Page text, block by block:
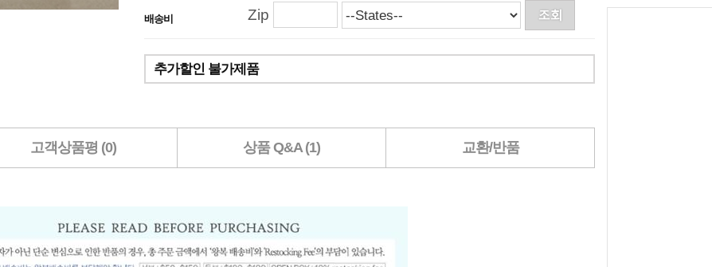
배송비 Zip
추가할인 불가제품
고객상품평 (0) 상품 Q&A (1) 교환/반품